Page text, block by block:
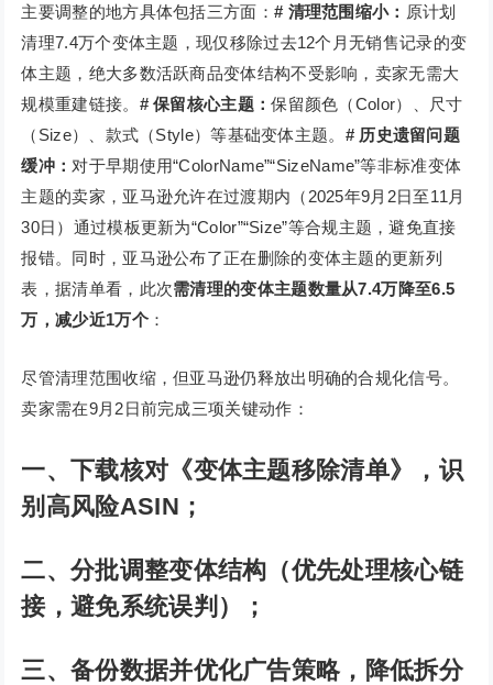
主要调整的地方具体包括三方面： # 清理范围缩小： 原计划
清理7.4万个变体主题，现仅移除过去12个月无销售记录的变
体主题，绝大多数活跃商品变体结构不受影响，卖家无需大
规模重建链接。 # 保留核心主题：保留颜色（Color）、尺寸
（Size）、款式（Style）等基础变体主题。 # 历史遗留问题
缓冲： 对于早期使用“ColorName”“SizeName”等非标准变体
主题的卖家，亚马逊允许在过渡期内（2025年9月2日至11月
30日）通过模板更新为“Color”“Size”等合规主题，避免直接
报错。同时，亚马逊公布了正在删除的变体主题的更新列
表，据清单看，此次需清理的变体主题数量从7.4万降至6.5
万，减少近1万个：
尽管清理范围收缩，但亚马逊仍释放出明确的合规化信号。
卖家需在9月2日前完成三项关键动作：
一、下载核对《变体主题移除清单》，识
别高风险ASIN；
二、分批调整变体结构（优先处理核心链
接，避免系统误判）；
三、备份数据并优化广告策略，降低拆分